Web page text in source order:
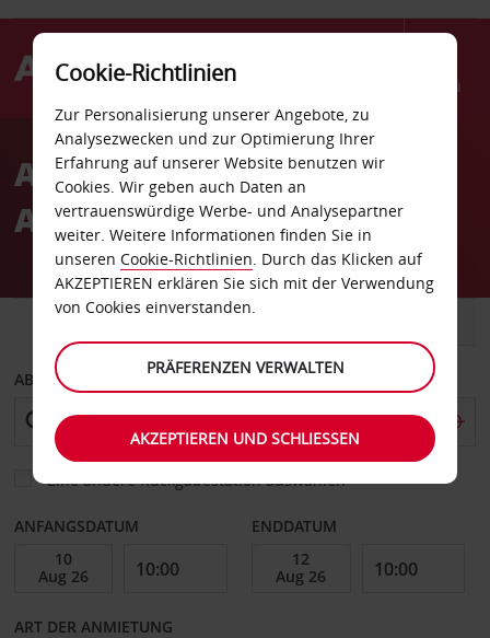
Menü
AvisAutovermietung
Antwerpen
ABHOLEN VON
Eine andere Rückgabestation auswählen
ANFANGSDATUM ENDDATUM
ART DER ANMIETUNG
Cookie-Richtlinien
Zur Personalisierung unserer Angebote, zu
Analysezwecken und zur Optimierung Ihrer
Erfahrung auf unserer Website benutzen wir
Cookies. Wir geben auch Daten an
vertrauenswürdige Werbe- und Analysepartner
weiter. Weitere Informationen finden Sie in
unseren Cookie-Richtlinien. Durch das Klicken auf
AKZEPTIEREN erklären Sie sich mit der Verwendung
von Cookies einverstanden.
PRÄFERENZEN VERWALTEN
AKZEPTIEREN UND SCHLIESSEN